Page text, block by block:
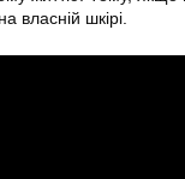
власній шкірі.